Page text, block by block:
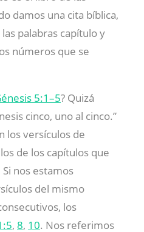
damos una cita bíblica,
palabras capítulo y
números que se
5:1–5? Quizá
cinco, uno al cinco.”
los versículos de
de los capítulos que
nos estamos
del mismo
los
, 8, 10. Nos referimos